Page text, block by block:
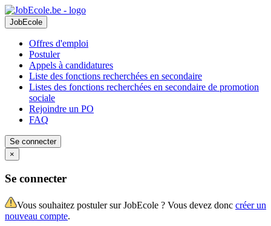
JobEcole
Offres d'emploi
Postuler
Appels à candidatures
Liste des fonctions recherchées en secondaire
Listes des fonctions recherchées en secondaire de promotion
sociale
Rejoindre un PO
FAQ
Se connecter
×
Se connecter
Vous souhaitez postuler sur JobEcole ? Vous devez donc créer un
nouveau compte.